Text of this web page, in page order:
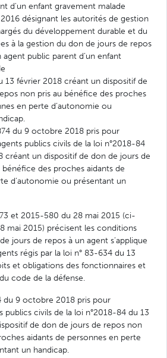
d'un enfant gravement malade
désignant les autorités de gestion
du développement durable et du
à la gestion du don de jours de repos
agent public parent d’un enfant
13 février 2018 créant un dispositif de
non pris au bénéfice des proches
en perte d’autonomie ou
du 9 octobre 2018 pris pour
publics civils de la loi n°2018-84
créant un dispositif de don de jours de
des proches aidants de
d’autonomie ou présentant un
et 2015-580 du 28 mai 2015 (ci-
mai 2015) précisent les conditions
jours de repos à un agent s’applique
régis par la loi n° 83-634 du 13
et obligations des fonctionnaires et
code de la défense.
du 9 octobre 2018 pris pour
publics civils de la loi n°2018-84 du 13
de don de jours de repos non
aidants de personnes en perte
un handicap.